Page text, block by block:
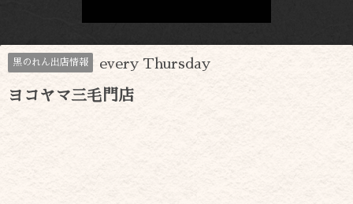
黒のれん出店情報 every Thursday
ヨコヤマ三毛門店